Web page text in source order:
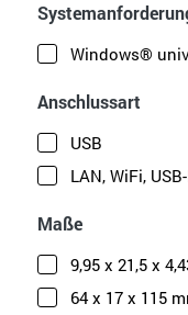
Windows®
Anschlussart
USB
LAN, WiFi,
Maße
9,95 x 21,5 x
64 x 17 x 115